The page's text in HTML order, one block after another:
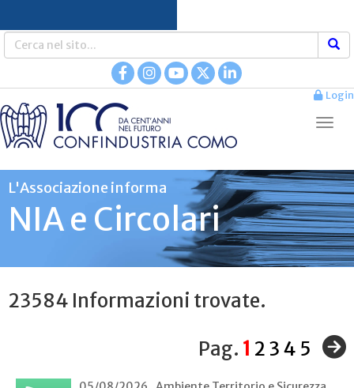
Login
L'Associazione informa
NIA e Circolari
23584 Informazioni trovate.
Pag. 1 234 5